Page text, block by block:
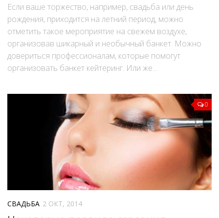
Если ваше торжество, например, свадьба или день
рождения, приходится на летний период, можно
отметить такое мероприятие на свежем воздухе,
организовав шикарный и необычный банкет. Можно
довериться профессионалам, которые помогут
организовать банкет кейтеринг. Или же...
0
СВАДЬБА 2 ОКТ, 2014